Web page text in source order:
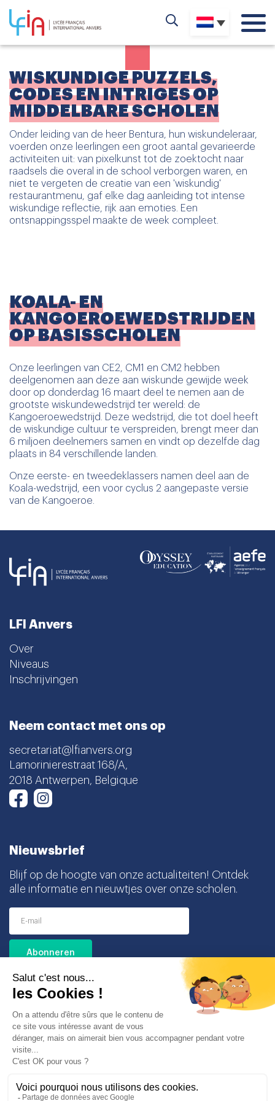
WISKUNDIGE PUZZELS,
CODES EN INTRIGES OP
MIDDELBARE SCHOLEN
Onder leiding van de heer Bentura, hun wiskundeleraar,
voerden onze leerlingen een groot aantal gevarieerde
activiteiten uit: van pixelkunst tot de zoektocht naar
raadsels die overal in de school verborgen waren, en
niet te vergeten de creatie van een 'wiskundig'
restaurantmenu, gaf elke dag aanleiding tot intense
wiskundige reflectie, rijk aan emoties. Een
ontsnappingsspel maakte de week compleet.
KOALA- EN
KANGOEROEWEDSTRIJDEN
OP BASISSCHOLEN
Onze leerlingen van CE2, CM1 en CM2 hebben
deelgenomen aan deze aan wiskunde gewijde week
door op donderdag 16 maart deel te nemen aan de
grootste wiskundewedstrijd ter wereld: de
Kangoeroewedstrijd. Deze wedstrijd, die tot doel heeft
de wiskundige cultuur te verspreiden, brengt meer dan
6 miljoen deelnemers samen en vindt op dezelfde dag
plaats in 84 verschillende landen.
Onze eerste- en tweedeklassers namen deel aan de
Koala-wedstrijd, een voor cyclus 2 aangepaste versie
van de Kangoeroe.
LFI Anvers
Over
Niveaus
Inschrijvingen
Neem contact met ons op
secretariat@lfianvers.org
Lamorinierestraat 168/A,
2018 Antwerpen, Belgique
FacebookInstagram
Nieuwsbrief
Blijf op de hoogte van onze actualiteiten! Ontdek
alle informatie en nieuwtjes over onze scholen.
Ik ga akkoord met het ontvangen van deze
nieuwsbrief en begrijp dat ik mij op elk moment
gemakkelijk kan uitschrijven.